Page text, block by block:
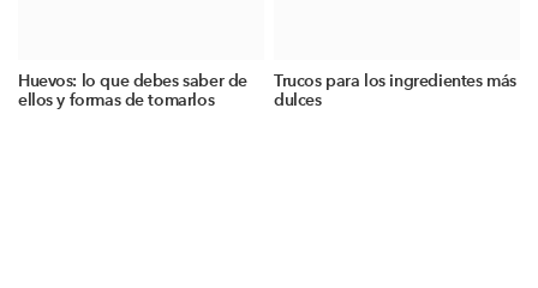
Huevos: lo que debes saber de
ellos y formas de tomarlos
Trucos para los ingredientes más
dulces